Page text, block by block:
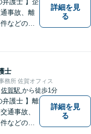
事故、離
などのご
を提供い
詳細を見
る
士
務所 佐賀オフィス
佐賀駅 から徒歩1分
弁護士 】離
通事故、
などのご
詳細を見
る